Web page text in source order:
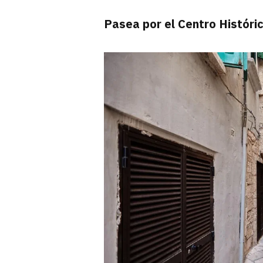
Pasea por el Centro